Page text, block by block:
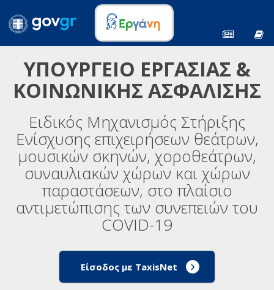
ΥΠΟΥΡΓΕΙΟ ΕΡΓΑΣΙΑΣ &
ΚΟΙΝΩΝΙΚΗΣ ΑΣΦΑΛΙΣΗΣ
Ειδικός Μηχανισμός Στήριξης
Ενίσχυσης επιχειρήσεων θεάτρων,
μουσικών σκηνών, χοροθεάτρων,
συναυλιακών χώρων και χώρων
παραστάσεων, στο πλαίσιο
αντιμετώπισης των συνεπειών του
COVID-19
Είσοδος με TaxisNet